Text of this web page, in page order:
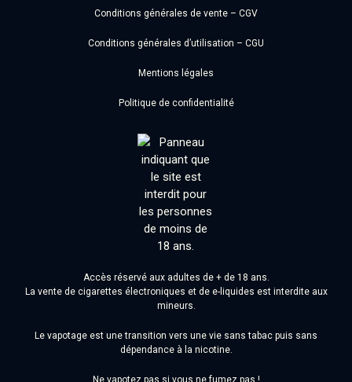
Conditions générales de vente – CGV
Conditions générales d’utilisation – CGU
Mentions légales
Politique de confidentialité
Accès réservé aux adultes de + de 18 ans.
La vente de cigarettes électroniques et de e-liquides est interdite aux
mineurs.
Le vapotage est une transition vers une vie sans tabac puis sans
dépendance à la nicotine.